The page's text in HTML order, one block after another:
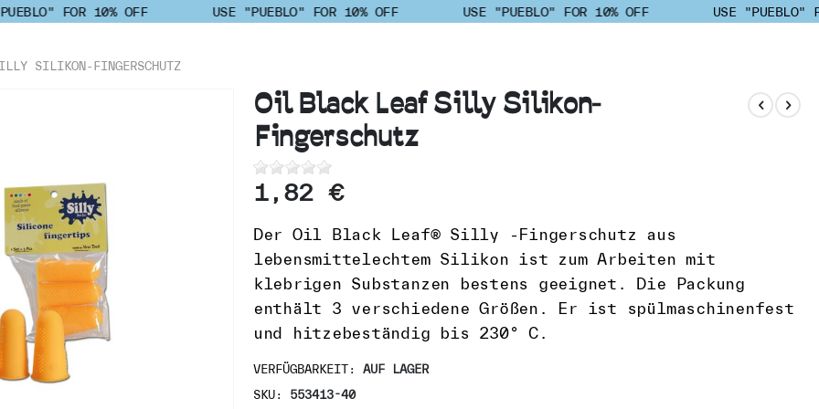
FOR 10% OFF USE "PUEBLO" FOR 10% OFF USE "PUEBLO" FOR 10% OFF USE "PUEBLO"
SILIKON-FINGERSCHUTZ
Oil Black Leaf Silly Silikon-
Fingerschutz
1,82 €
Der Oil Black Leaf® Silly -Fingerschutz aus
lebensmittelechtem Silikon ist zum Arbeiten mit
klebrigen Substanzen bestens geeignet. Die Packung
enthält 3 verschiedene Größen. Er ist spülmaschinenfest
und hitzebeständig bis 230° C.
VERFÜGBARKEIT:
AUF LAGER
SKU
553413-40